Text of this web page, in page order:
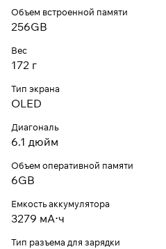
Объем встроенной памяти
256GB
Вес
172 г
Тип экрана
OLED
Диагональ
6.1 дюйм
Объем оперативной памяти
6GB
Емкость аккумулятора
3279 мА⋅ч
Тип разъема для зарядки